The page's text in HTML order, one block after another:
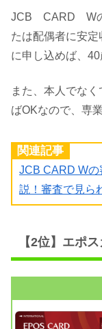
JCB CARD Wの
たは配偶者に安
に申し込めば、
また、本人でな
ばOKなので、専
関連記事
JCB CARD W
説！審査で見ら
【2位】エポ